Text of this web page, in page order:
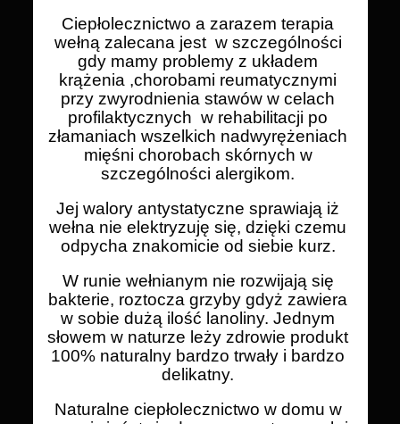
Ciepłolecznictwo a zarazem terapia
wełną zalecana jest w szczególności
gdy mamy problemy z układem
krążenia ,chorobami reumatycznymi
przy zwyrodnienia stawów w celach
profilaktycznych w rehabilitacji po
złamaniach wszelkich nadwyrężeniach
mięśni chorobach skórnych w
szczególności alergikom.
Jej walory antystatyczne sprawiają iż
wełna nie elektryzuję się, dzięki czemu
odpycha znakomicie od siebie kurz.
W runie wełnianym nie rozwijają się
bakterie, roztocza grzyby gdyż zawiera
w sobie dużą ilość lanoliny. Jednym
słowem w naturze leży zdrowie produkt
100% naturalny bardzo trwały i bardzo
delikatny.
Naturalne ciepłolecznictwo w domu w